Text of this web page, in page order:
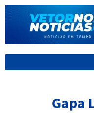
para
conteúdo
Gapa